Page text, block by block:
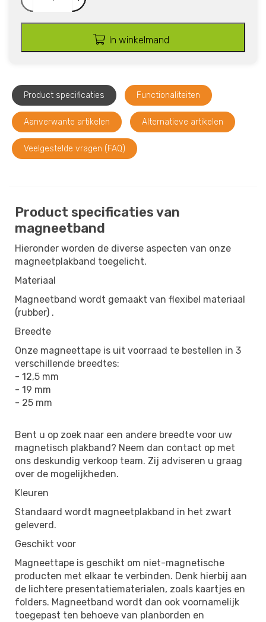
In winkelmand
Product specificaties Functionaliteiten
Aanverwante artikelen Alternatieve artikelen
Veelgestelde vragen (FAQ)
Product specificaties van
magneetband
Hieronder worden de diverse aspecten van onze
magneetplakband toegelicht.
Materiaal
Magneetband wordt gemaakt van flexibel materiaal
(rubber) .
Breedte
Onze magneettape is uit voorraad te bestellen in 3
verschillende breedtes:
- 12,5 mm
- 19 mm
- 25 mm
Bent u op zoek naar een andere breedte voor uw
magnetisch plakband? Neem dan contact op met
ons deskundig verkoop team. Zij adviseren u graag
over de mogelijkheden.
Kleuren
Standaard wordt magneetplakband in het zwart
geleverd.
Geschikt voor
Magneettape is geschikt om niet-magnetische
producten met elkaar te verbinden. Denk hierbij aan
de lichtere presentatiematerialen, zoals kaartjes en
folders. Magneetband wordt dan ook voornamelijk
toegepast ten behoeve van planborden en